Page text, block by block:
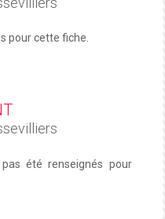
pour cette fiche.
été renseignés pour